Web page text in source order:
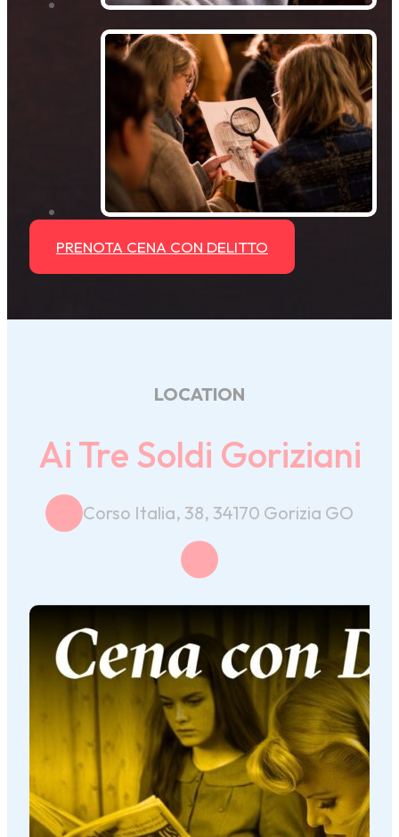
PRENOTA CENA CON DELITTO
LOCATION
Ai Tre Soldi Goriziani
Corso Italia, 38, 34170 Gorizia GO